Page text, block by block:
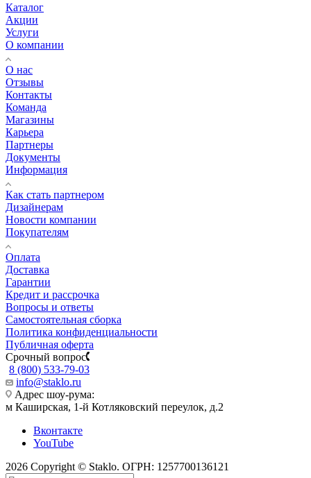
Каталог
Акции
Услуги
О компании
О нас
Отзывы
Контакты
Команда
Магазины
Карьера
Партнеры
Документы
Информация
Как стать партнером
Дизайнерам
Новости компании
Покупателям
Оплата
Доставка
Гарантии
Кредит и рассрочка
Вопросы и ответы
Самостоятельная сборка
Политика конфиденциальности
Публичная оферта
Срочный вопрос
8 (800) 533-79-03
info@staklo.ru
Адрес шоу-рума:
м Каширская, 1-й Котляковский переулок, д.2
Вконтакте
YouTube
2026 Copyright © Staklo. ОГРН: 1257700136121